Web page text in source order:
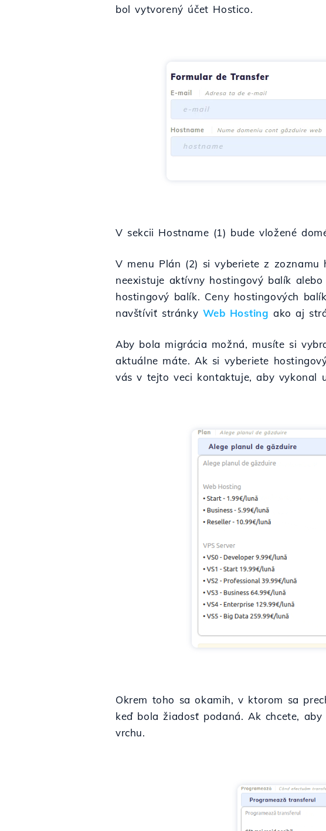
bol vytvorený účet Hostico.
V sekcii Hostname (1) bude vložené
V menu Plán (2) si vyberiete z
neexistuje aktívny hostingový balík
hostingový balík. Ceny hostingových
navštíviť stránky Web Hosting ako aj
Aby bola migrácia možná, musíte si
aktuálne máte. Ak si vyberiete
vás v tejto veci kontaktuje, aby vykonal
Okrem toho sa okamih, v ktorom sa
keď bola žiadosť podaná. Ak chcete,
vrchu.